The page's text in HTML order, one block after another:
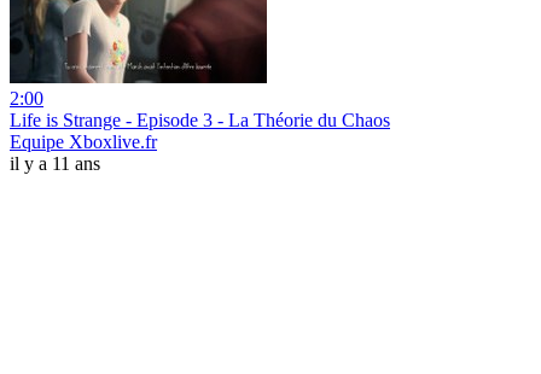
2:00
Life is Strange - Episode 3 - La Théorie du Chaos
Equipe Xboxlive.fr
il y a 11 ans